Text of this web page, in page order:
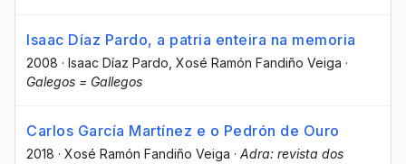
Isaac Díaz Pardo, a patria enteira na memoria
2008 · Isaac Díaz Pardo , Xosé Ramón Fandiño Veiga ·
Galegos = Gallegos
Carlos García Martínez e o Pedrón de Ouro
2018 · Xosé Ramón Fandiño Veiga · Adra: revista dos